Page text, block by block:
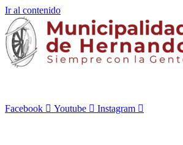
Ir al contenido
Facebook Youtube Instagram